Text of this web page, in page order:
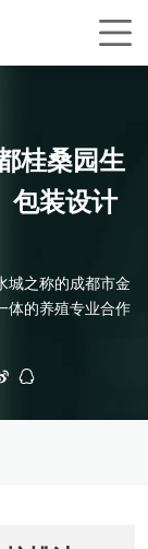
桂桑园生
包装设计
城之称的成都市金
体的养殖专业合作